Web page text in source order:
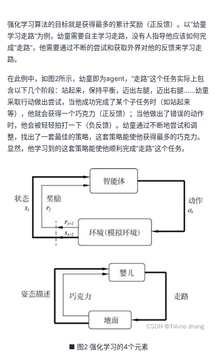
强化学习算法的目标就是获得最多的累计奖励（正反馈）。以“幼童
学习走路”为例，幼童需要自主学习走路，没有人指导他应该如何完
成“走路”，他需要通过不断的尝试和获取外界对他的反馈来学习走
路。
在此例中，如图2所示，幼童即为agent，“走路”这个任务实际上包
含以下几个阶段：站起来，保持平衡，迈出左腿，迈出右腿……幼童
采取行动做出尝试，当他成功完成了某个子任务时（如站起来
等），他就会获得一个巧克力（正反馈）；当他做出了错误的动作
时，他会被轻轻拍打一下（负反馈）。幼童通过不断地尝试和调
整，找出了一套最佳的策略，这套策略能使他获得最多的巧克力。
显然，他学习到的这套策略能使他顺利完成“走路”这个任务。
■ 图2 强化学习的4个元素